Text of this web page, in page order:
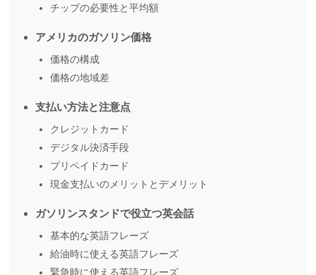
チップの必要性と平均額
アメリカのガソリン価格
価格の構成
価格の地域差
支払い方法と注意点
クレジットカード
デジタル決済手段
プリペイドカード
現金支払いのメリットとデメリット
ガソリンスタンドで役立つ英会話
基本的な英語フレーズ
給油時に使える英語フレーズ
緊急時に使える英語フレーズ